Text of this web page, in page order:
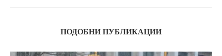
ПОДОБНИ ПУБЛИКАЦИИ